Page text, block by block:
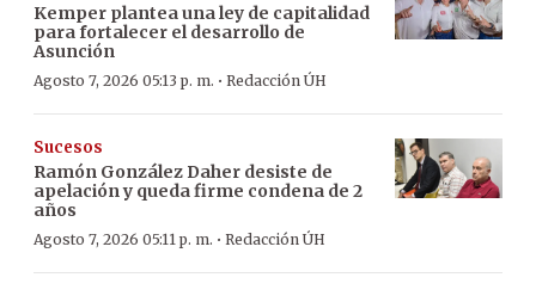
Kemper plantea una ley de capitalidad
para fortalecer el desarrollo de
Asunción
Agosto 7, 2026 05:13 p. m. · Redacción ÚH
Sucesos
Ramón González Daher desiste de
apelación y queda firme condena de 2
años
Agosto 7, 2026 05:11 p. m. · Redacción ÚH